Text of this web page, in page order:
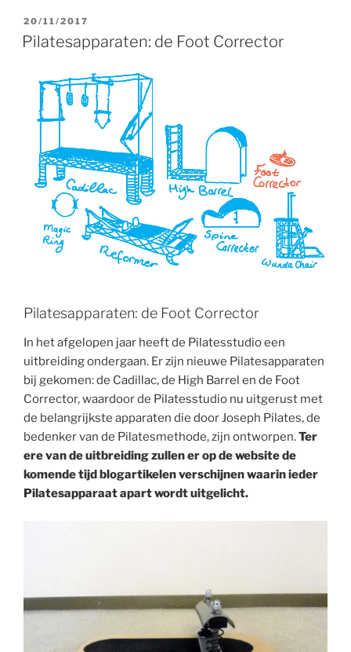
POSTED
ON
20/11/2017
Pilatesapparaten: de Foot Corrector
Pilatesapparaten: de Foot Corrector
In het afgelopen jaar heeft de Pilatesstudio een
uitbreiding ondergaan. Er zijn nieuwe Pilatesapparaten
bij gekomen: de Cadillac, de High Barrel en de Foot
Corrector, waardoor de Pilatesstudio nu uitgerust met
de belangrijkste apparaten die door Joseph Pilates, de
bedenker van de Pilatesmethode, zijn ontworpen.Ter
ere van de uitbreiding zullen er op de website de
komende tijd blogartikelen verschijnen waarin ieder
Pilatesapparaat apart wordt uitgelicht.